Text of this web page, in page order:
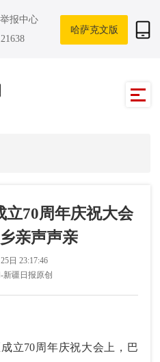
报中心
哈萨克文版
立70周年庆祝大会
亲声声亲
日 23:17:46
新疆日报原创
70周年庆祝大会上，巴